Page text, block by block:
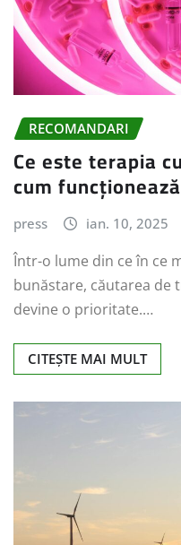
RECOMANDARI
Ce este terapia
cum
press ian. 10, 2025
Într-o lume din ce în ce
bunăstare, căutarea de
devine o prioritate.…
CITEȘTE MAI MULT